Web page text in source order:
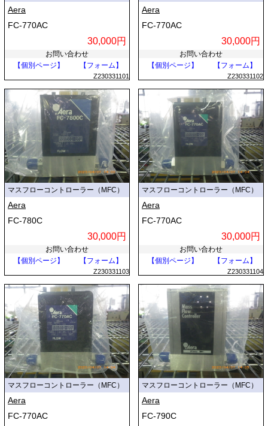
Aera
FC-770AC
30,000円
お問い合わせ
【個別ページ】
【フォーム】
Z230331101
Aera
FC-770AC
30,000円
お問い合わせ
【個別ページ】
【フォーム】
Z230331102
マスフローコントローラー（MFC）
Aera
FC-780C
30,000円
お問い合わせ
【個別ページ】
【フォーム】
Z230331103
マスフローコントローラー（MFC）
Aera
FC-770AC
30,000円
お問い合わせ
【個別ページ】
【フォーム】
Z230331104
マスフローコントローラー（MFC）
Aera
FC-770AC
マスフローコントローラー（MFC）
Aera
FC-790C